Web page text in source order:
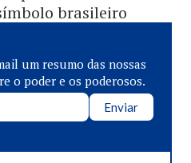
brasileiro
um resumo das nossas
o poder e os poderosos.
Enviar